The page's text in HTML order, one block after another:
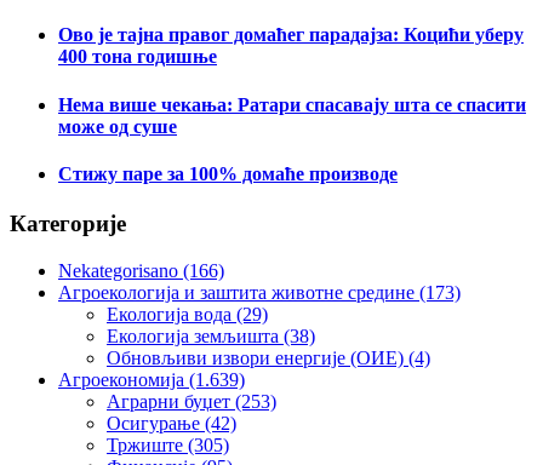
Ово је тајна правог домаћег парадајза: Коцићи уберу
400 тона годишње
Нема више чекања: Ратари спасавају шта се спасити
може од суше
Стижу паре за 100% домаће производе
Категорије
Nekategorisano (166)
Агроекологија и заштита животне средине (173)
Екологија вода (29)
Екологија земљишта (38)
Обновљиви извори енергије (ОИЕ) (4)
Агроекономија (1.639)
Аграрни буџет (253)
Осигурање (42)
Тржиште (305)